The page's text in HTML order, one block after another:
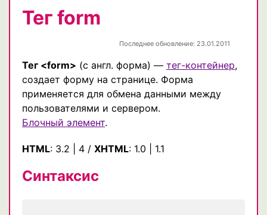
Тег form
Последнее обновление: 23.01.2011
Тег <form> (с англ. форма) — тег-контейнер,
создает форму на странице. Форма
применяется для обмена данными между
пользователями и сервером.
Блочный элемент.
HTML: 3.2 4 / XHTML: 1.0 1.1
Синтаксис